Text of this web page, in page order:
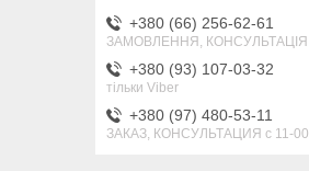
+380 (66) 256-62-61
ЗАМОВЛЕННЯ, КОНСУЛЬТАЦІЯ
+380 (93) 107-03-32
тільки Viber
+380 (97) 480-53-11
ЗАКАЗ, КОНСУЛЬТАЦИЯ с 11-00